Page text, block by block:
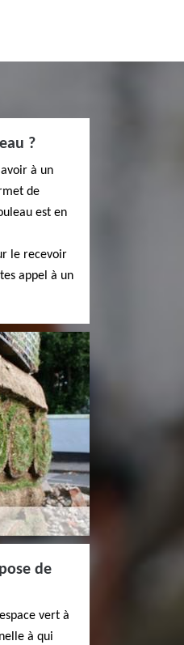
?
à un
de
est en
le recevoir
appel à un
de
vert à
à qui